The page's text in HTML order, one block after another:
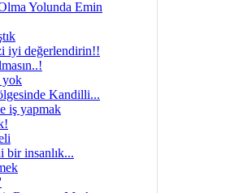
Yolunda Emin
iyi değerlendirin!!
yok
Kandilli...
iş yapmak
bir insanlık...